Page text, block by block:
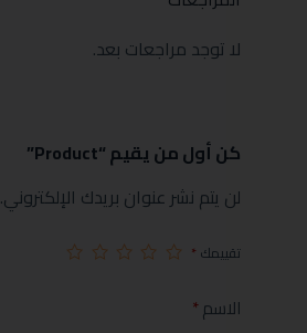
لا توجد مراجعات بعد.
كن أول من يقيم “Product”
لن يتم نشر عنوان بريدك الإلكتروني.
تقييمك *
الاسم*